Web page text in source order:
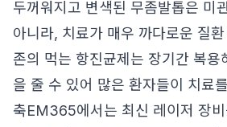
두꺼워지고 변색된 무좀발톱은 미
아니라, 치료가 매우 까다로운 질환
존의 먹는 항진균제는 장기간 복용
을 줄 수 있어 많은 환자들이 치료
축EM365에서는 최신 레이저 장